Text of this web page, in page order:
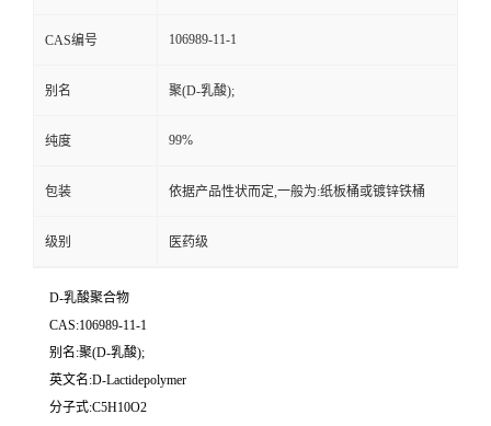
CAS编号 106989-11-1
别名 聚(D-乳酸);
纯度 99%
包装 依据产品性状而定,一般为:纸板桶或镀锌铁桶
级别 医药级
D-乳酸聚合物
CAS:106989-11-1
别名:聚(D-乳酸);
英文名:D-Lactidepolymer
分子式:C5H10O2